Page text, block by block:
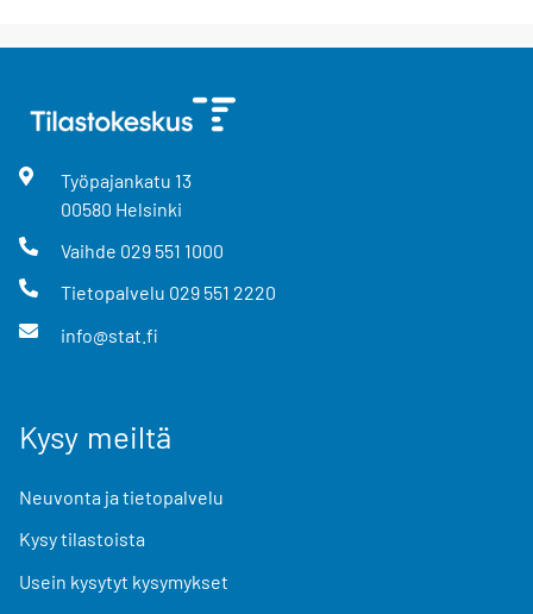
Työpajankatu 13
00580 Helsinki
Vaihde 029 551 1000
Tietopalvelu 029 551 2220
info@stat.fi
Kysy meiltä
Neuvonta ja tietopalvelu
Kysy tilastoista
Usein kysytyt kysymykset